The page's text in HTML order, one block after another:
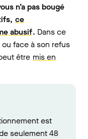
n’a pas bougé
ce
abusif. Dans ce
face à son refus
être mis en
est
seulement 48